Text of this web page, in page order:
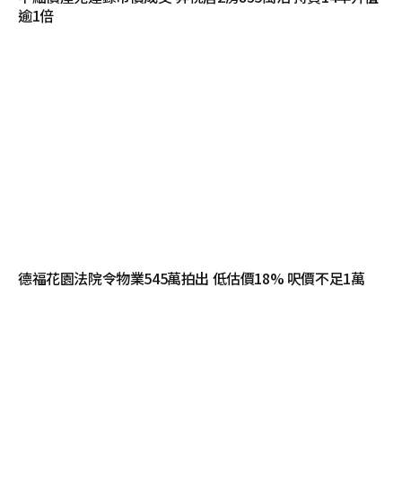
逾1倍
德福花園法院令物業545萬拍出 低估價18% 呎價不足1萬